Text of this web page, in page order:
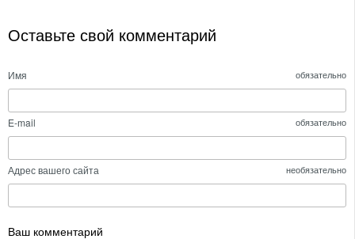
Оставьте свой комментарий
Имя обязательно
E-mail обязательно
Адрес вашего сайта необязательно
Ваш комментарий